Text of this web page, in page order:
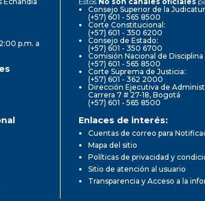
p.m. a
Consejo Superior de la
(+57) 601 - 565 8500
Corte Constitucional:
(+57) 601 - 350 6200
Consejo de Estado:
(+57) 601 - 350 6700
Comisión Nacional de Disciplina
(+57) 601 - 565 8500
Corte Suprema de Justicia:
(+57) 601 - 362 2000
Dirección Ejecutiva de
Carrera 7 # 27-18, Bogotá
(+57) 601 - 565 8500
Enlaces de interés:
Cuentas de correo para
Mapa del sitio
Políticas de privacidad y
Sitio de atención al usuario
Transparencia y Acceso a la